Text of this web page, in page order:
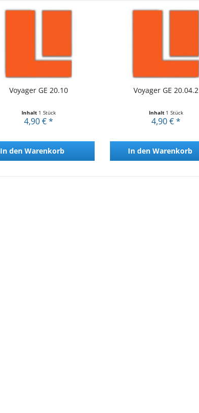
Voyager GE 20.10
Inhalt 1 Stück
4,90 € *
In den Warenkorb
Voyager GE 20.04.2
Inhalt 1 Stück
4,90 € *
In den Warenkorb